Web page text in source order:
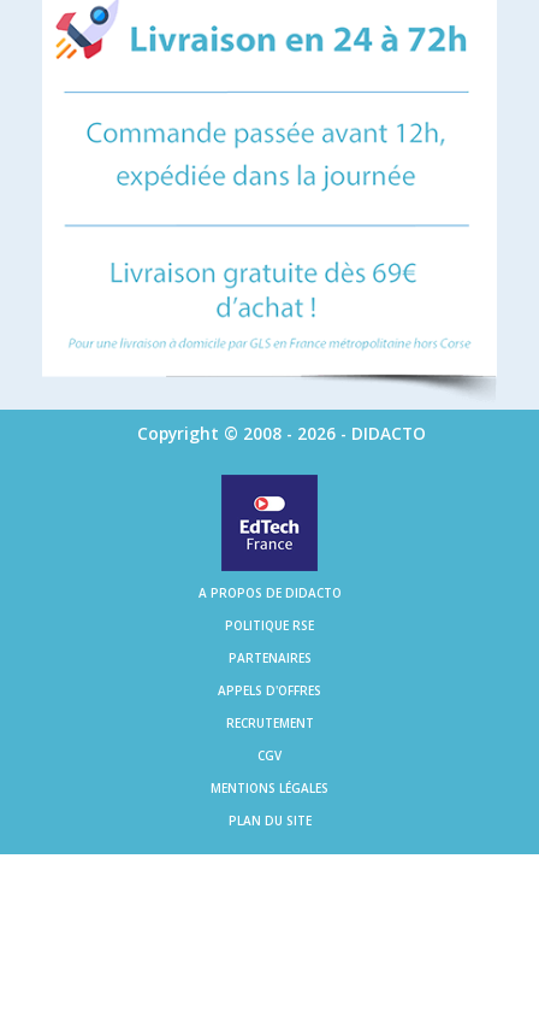
Copyright © 2008 - 2026 - DIDACTO
A PROPOS DE DIDACTO
POLITIQUE RSE
PARTENAIRES
APPELS D'OFFRES
RECRUTEMENT
CGV
MENTIONS LÉGALES
PLAN DU SITE